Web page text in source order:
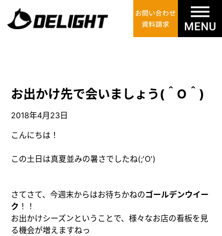
お出かけ先で会いましょう(＾O＾)
2018年4月23日
こんにちは！
この土日は真夏並みの暑さでしたね(;'O')
さてさて、今週末からはお待ちかねのゴールデンウイー
ク ！！
お出かけシーズンということで、様々なお店の看板を見
る機会が増えますねっ